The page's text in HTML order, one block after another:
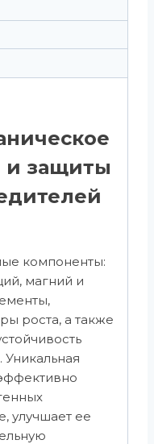
и защиты
компоненты:
магний и
роста, а также
Уникальная
улучшает ее